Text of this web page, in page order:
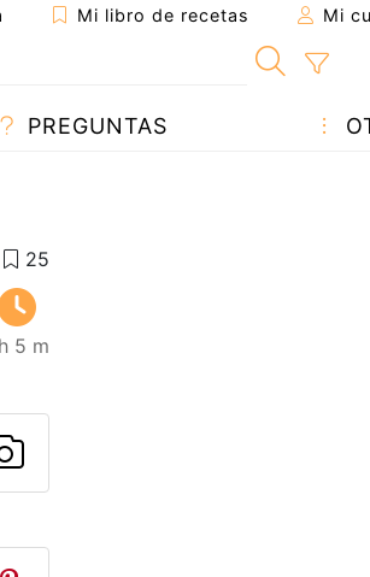
Mi libro de recetas Mi
PREGUNTAS
5 m
a un amigo
página
al autor
Publicar la foto de